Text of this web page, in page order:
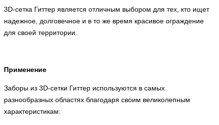
3D-сетка Гиттер является отличным выбором для тех, кто ищет
надежное, долговечное и в то же время красивое ограждение
для своей территории.
Применение
Заборы из 3D-сетки Гиттер используются в самых
разнообразных областях благодаря своим великолепным
характеристикам: